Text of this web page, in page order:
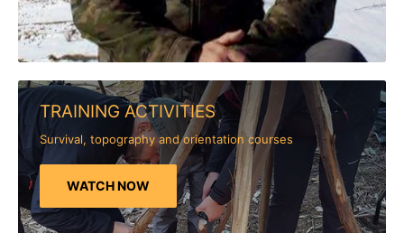
TRAINING ACTIVITIES
Survival, topography and orientation courses
WATCH NOW